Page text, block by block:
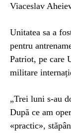
Viaceslav
Unitatea sa a
pentru
Patriot, pe care
militare
„Trei luni s-au
După ce am
«practic»,